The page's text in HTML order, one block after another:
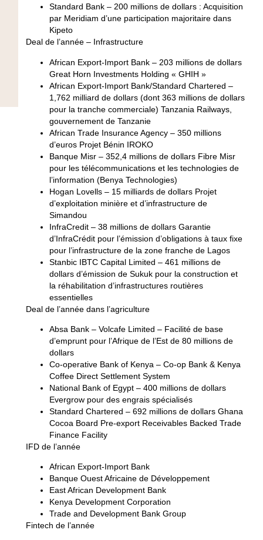
Standard Bank – 200 millions de dollars : Acquisition
par Meridiam d’une participation majoritaire dans
Kipeto
Deal de l’année – Infrastructure
African Export-Import Bank – 203 millions de dollars
Great Horn Investments Holding « GHIH »
African Export-Import Bank/Standard Chartered –
1,762 milliard de dollars (dont 363 millions de dollars
pour la tranche commerciale) Tanzania Railways,
gouvernement de Tanzanie
African Trade Insurance Agency – 350 millions
d’euros Projet Bénin IROKO
Banque Misr – 352,4 millions de dollars Fibre Misr
pour les télécommunications et les technologies de
l’information (Benya Technologies)
Hogan Lovells – 15 milliards de dollars Projet
d’exploitation minière et d’infrastructure de
Simandou
InfraCredit – 38 millions de dollars Garantie
d’InfraCrédit pour l’émission d’obligations à taux fixe
pour l’infrastructure de la zone franche de Lagos
Stanbic IBTC Capital Limited – 461 millions de
dollars d’émission de Sukuk pour la construction et
la réhabilitation d’infrastructures routières
essentielles
Deal de l’année dans l’agriculture
Absa Bank– Volcafe Limited – Facilité de base
d’emprunt pour l’Afrique de l’Est de 80 millions de
dollars
Co-operative Bank of Kenya – Co-op Bank & Kenya
Coffee Direct Settlement System
National Bank of Egypt– 400 millions de dollars
Evergrow pour des engrais spécialisés
Standard Chartered – 692 millions de dollars Ghana
Cocoa Board Pre-export Receivables Backed Trade
Finance Facility
IFD de l’année
African Export-Import Bank
Banque Ouest Africaine de Développement
East African Development Bank
Kenya Development Corporation
Trade and Development Bank Group
Fintech de l’année